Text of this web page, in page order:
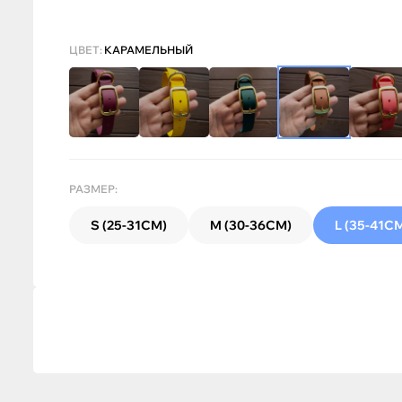
ЦВЕТ: КАРАМЕЛЬНЫЙ
РАЗМЕР:
S (25-31СМ) M (30-36СМ) L (35-